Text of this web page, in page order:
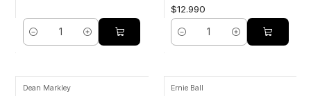
Cantidad
$12.990
Cantidad
Dean Markley Ernie Ball